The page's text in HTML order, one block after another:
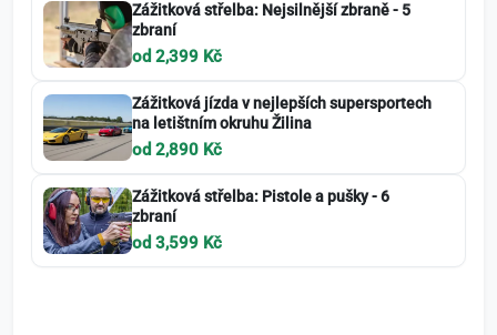
Zážitková střelba: Nejsilnější zbraně - 5
zbraní
od 2,399 Kč
Zážitková jízda v nejlepších supersportech
na letištním okruhu Žilina
od 2,890 Kč
Zážitková střelba: Pistole a pušky - 6
zbraní
od 3,599 Kč